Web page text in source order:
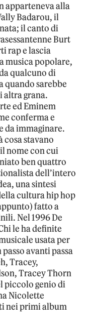
apparteneva alla
Badarou, il
il canto di
Burt
rap e lascia
musica popolare,
qualcuno di
quando sarebbe
altra grana.
ed Eminem
conferma e
da immaginare.
cosa stavano
nome con cui
ben quattro
dell’intero
una sintesi
cultura hip hop
fatto a
Nel 1996 De
le ha definite
usata per
avanti passa
Tracey,
Tracey Thorn
piccolo genio di
Nicolette
nei primi album